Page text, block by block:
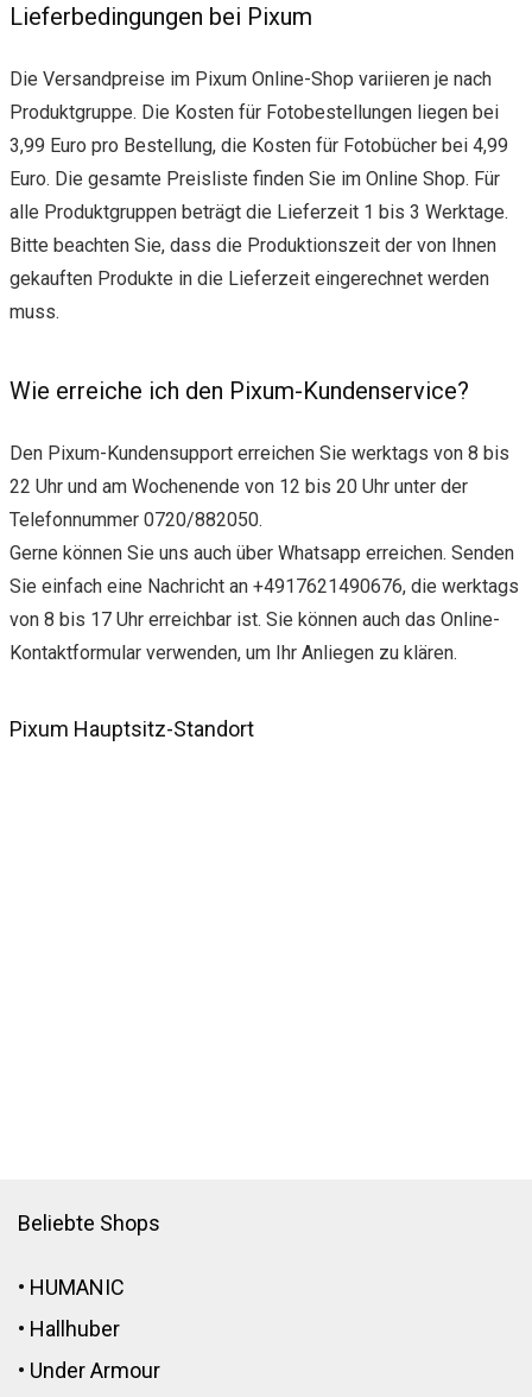
Lieferbedingungen bei Pixum
Die Versandpreise im Pixum Online-Shop variieren je nach
Produktgruppe. Die Kosten für Fotobestellungen liegen bei
3,99 Euro pro Bestellung, die Kosten für Fotobücher bei 4,99
Euro. Die gesamte Preisliste finden Sie im Online Shop. Für
alle Produktgruppen beträgt die Lieferzeit 1 bis 3 Werktage.
Bitte beachten Sie, dass die Produktionszeit der von Ihnen
gekauften Produkte in die Lieferzeit eingerechnet werden
muss.
Wie erreiche ich den Pixum-Kundenservice?
Den Pixum-Kundensupport erreichen Sie werktags von 8 bis
22 Uhr und am Wochenende von 12 bis 20 Uhr unter der
Telefonnummer 0720/882050.
Gerne können Sie uns auch über Whatsapp erreichen. Senden
Sie einfach eine Nachricht an +4917621490676, die werktags
von 8 bis 17 Uhr erreichbar ist. Sie können auch das Online-
Kontaktformular verwenden, um Ihr Anliegen zu klären.
Pixum Hauptsitz-Standort
Beliebte Shops
• HUMANIC
• Hallhuber
• Under Armour